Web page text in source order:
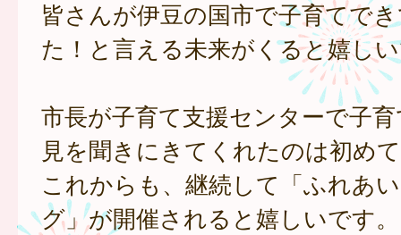
皆さんが伊豆の国市で子育てで
た！と言える未来がくると嬉し
市長が子育て支援センターで子
見を聞きにきてくれたのは初め
これからも、継続して「ふれあ
グ」が開催されると嬉しいです。